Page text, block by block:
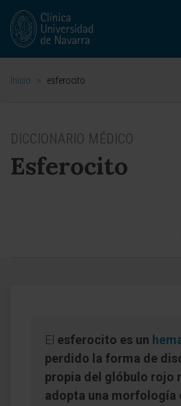
Inicio > esferocito
DICCIONARIO MÉDICO
Esferocito
El esferocito es un
perdido la forma de
propia del glóbulo rojo
adopta una morfología